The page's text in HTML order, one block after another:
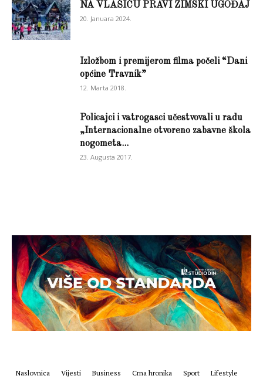
NA VLAŠIĆU PRAVI ZIMSKI UGOĐAJ
20. Januara 2024.
Izložbom i premijerom filma počeli “Dani
općine Travnik”
12. Marta 2018.
Policajci i vatrogasci učestvovali u radu
„Internacionalne otvoreno zabavne škola
nogometa...
23. Augusta 2017.
Naslovnica Vijesti Business Crna hronika Sport Lifestyle